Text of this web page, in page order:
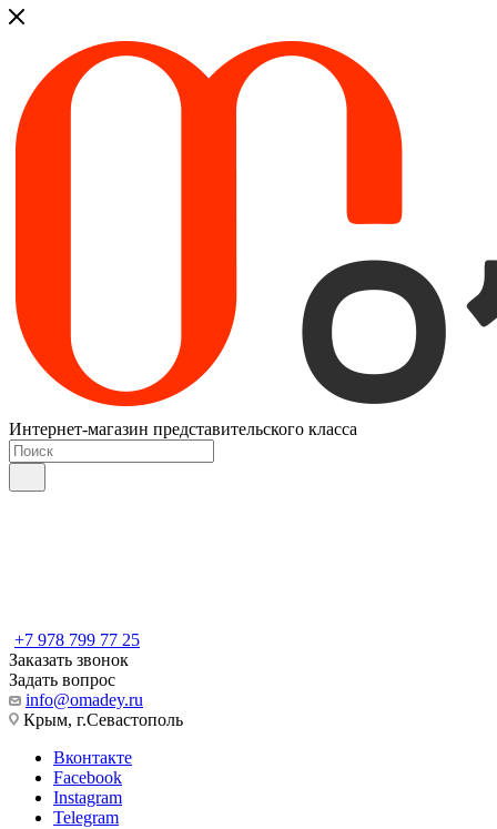
Интернет-магазин представительского класса
+7 978 799 77 25
Заказать звонок
Задать вопрос
info@omadey.ru
Крым, г.Севастополь
Вконтакте
Facebook
Instagram
Telegram